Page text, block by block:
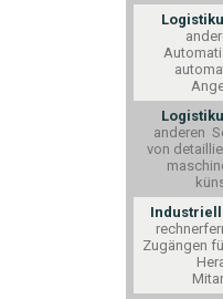
anderen
von
rechner
Zugängen fü